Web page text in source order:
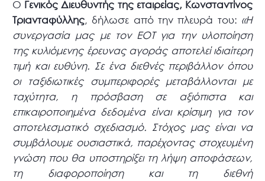
Ο Γενικός Διευθυντής της εταιρείας, Κωνσταντίνος
Τριανταφύλλης, δήλωσε από την πλευρά του: «Η
συνεργασία μας με τον ΕΟΤ για την υλοποίηση
της κυλιόμενης έρευνας αγοράς αποτελεί ιδιαίτερη
τιμή και ευθύνη. Σε ένα διεθνές περιβάλλον όπου
οι ταξιδιωτικές συμπεριφορές μεταβάλλονται με
ταχύτητα, η πρόσβαση σε αξιόπιστα και
επικαιροποιημένα δεδομένα είναι κρίσιμη για τον
αποτελεσματικό σχεδιασμό. Στόχος μας είναι να
συμβάλουμε ουσιαστικά, παρέχοντας στοχευμένη
γνώση που θα υποστηρίξει τη λήψη αποφάσεων,
τη διαφοροποίηση και τη διεθνή